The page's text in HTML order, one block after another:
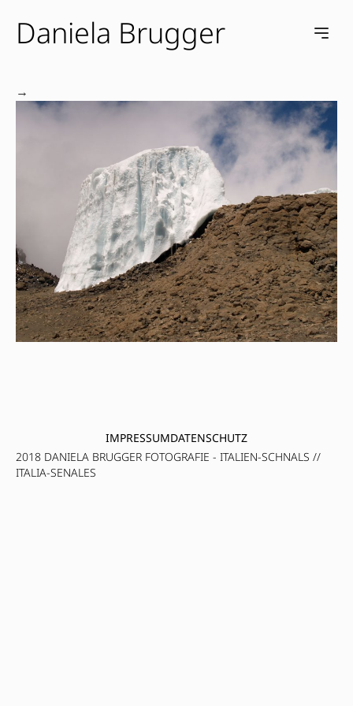
Daniela Brugger Open
menu
IMPRESSUMDATENSCHUTZ
2018 DANIELA BRUGGER FOTOGRAFIE - ITALIEN-SCHNALS //
ITALIA-SENALES